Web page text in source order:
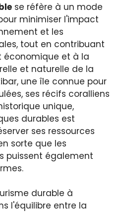
se réfère à un mode
minimiser l'impact
et les
tout en contribuant
économique et à la
et naturelle de la
une île connue pour
ses récifs coralliens
unique,
durables est
ses ressources
sorte que les
puissent également
durable à
l'équilibre entre la